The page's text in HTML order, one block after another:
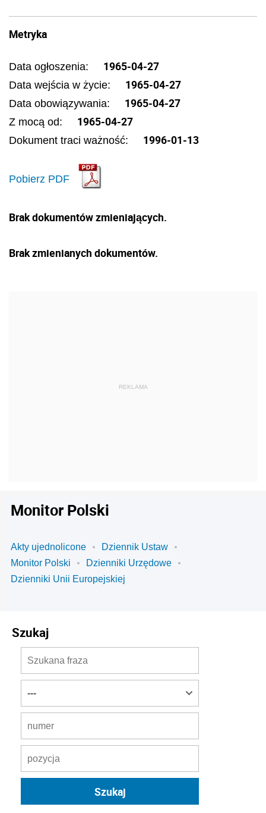
Metryka
Data ogłoszenia: 1965-04-27
Data wejścia w życie: 1965-04-27
Data obowiązywania: 1965-04-27
Z mocą od: 1965-04-27
Dokument traci ważność: 1996-01-13
Pobierz PDF
Brak dokumentów zmieniających.
Brak zmienianych dokumentów.
Monitor Polski
Akty ujednolicone
Dziennik Ustaw
Monitor Polski
Dzienniki Urzędowe
Dzienniki Unii Europejskiej
Szukaj